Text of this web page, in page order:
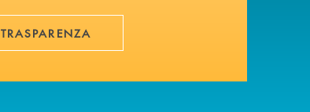
TRASPARENZA